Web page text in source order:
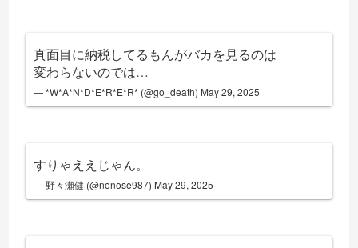
真面目に納税してるもんがバカを見るのは
変わらないのでは…
— *W*A*N*D*E*R*E*R* (@go_death) May 29, 2025
すりゃええじゃん。
— 野々瀬健 (@nonose987) May 29, 2025